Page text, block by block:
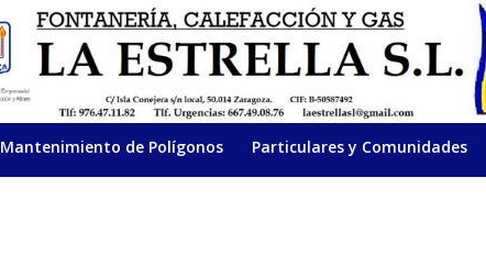
Mantenimiento de Polígonos Particulares y Comunidades